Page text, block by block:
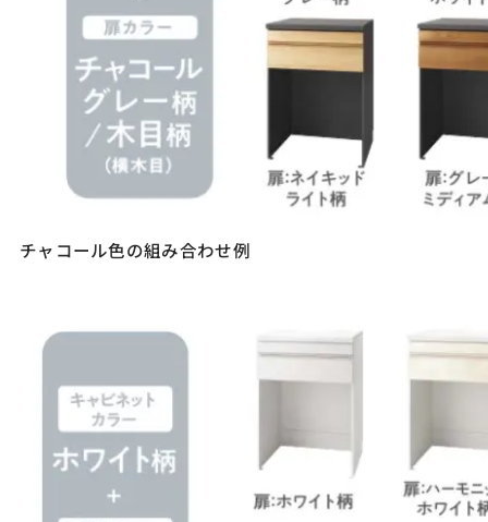
チャコール色の組み合わせ例